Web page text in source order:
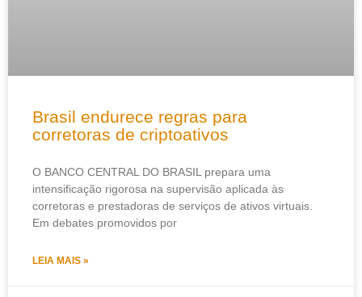
Brasil endurece regras para
corretoras de criptoativos
O BANCO CENTRAL DO BRASIL prepara uma
intensificação rigorosa na supervisão aplicada às
corretoras e prestadoras de serviços de ativos virtuais.
Em debates promovidos por
LEIA MAIS »